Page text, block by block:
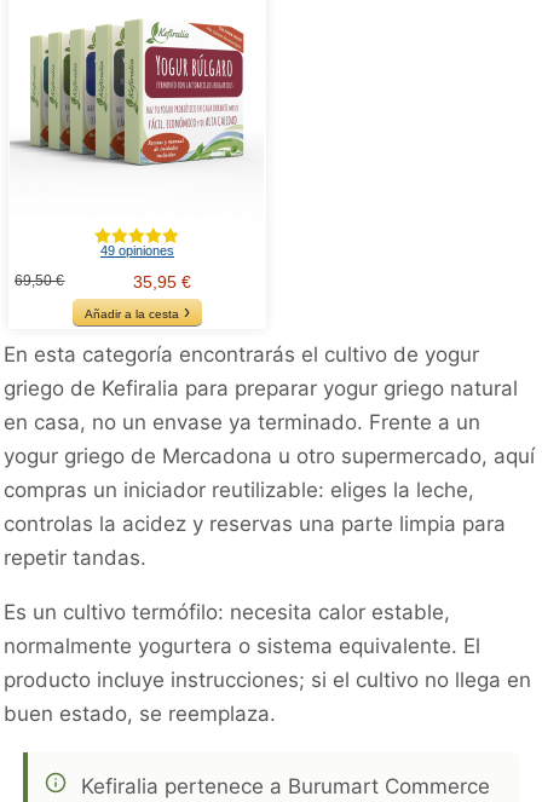
49 opiniones
69,50 € 35,95 €
Añadir a la cesta
En esta categoría encontrarás el cultivo de yogur
griego de Kefiralia para preparar yogur griego natural
en casa, no un envase ya terminado. Frente a un
yogur griego de Mercadona u otro supermercado, aquí
compras un iniciador reutilizable: eliges la leche,
controlas la acidez y reservas una parte limpia para
repetir tandas.
Es un cultivo termófilo: necesita calor estable,
normalmente yogurtera o sistema equivalente. El
producto incluye instrucciones; si el cultivo no llega en
buen estado, se reemplaza.
Kefiralia pertenece a Burumart Commerce